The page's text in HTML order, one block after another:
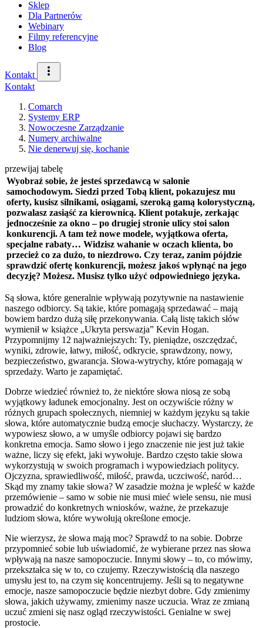
Sklep
Dla Partnerów
Webinary
Filmy referencyjne
Blog
Kontakt
Kontakt
Comarch
Systemy ERP
Nowoczesne Zarządzanie
Numery archiwalne
Nie denerwuj się, kochanie
przewijaj tabelę
Wyobraź sobie, że jesteś sprzedawcą w salonie
samochodowym. Siedzi przed Tobą klient, pokazujesz mu
oferty, kusisz silnikami, osiągami, szeroką gamą kolorystyczną,
pozwalasz zasiąść za kierownicą. Klient potakuje, zerkając
jednocześnie za okno – po drugiej stronie ulicy stoi salon
konkurencji. A tam też nowe modele, wyjątkowa oferta,
specjalne rabaty… Widzisz wahanie w oczach klienta, bo
przecież co za dużo, to niezdrowo. Czy teraz, zanim pójdzie
sprawdzić ofertę konkurencji, możesz jakoś wpłynąć na jego
decyzję? Możesz. Musisz tylko użyć odpowiedniego języka.
Są słowa, które generalnie wpływają pozytywnie na nastawienie
naszego odbiorcy. Są takie, które pomagają sprzedawać – mają
bowiem bardzo dużą siłę przekonywania. Całą listę takich słów
wymienił w książce „Ukryta perswazja” Kevin Hogan.
Przypomnijmy 12 najważniejszych: Ty, pieniądze, oszczędzać,
wyniki, zdrowie, łatwy, miłość, odkrycie, sprawdzony, nowy,
bezpieczeństwo, gwarancja. Słowa-wytrychy, które pomagają w
sprzedaży. Warto je zapamiętać.
Dobrze wiedzieć również to, że niektóre słowa niosą ze sobą
wyjątkowy ładunek emocjonalny. Jest on oczywiście różny w
różnych grupach społecznych, niemniej w każdym języku są takie
słowa, które automatycznie budzą emocje słuchaczy. Wystarczy, że
wypowiesz słowo, a w umyśle odbiorcy pojawi się bardzo
konkretna emocja. Samo słowo i jego znaczenie nie jest już takie
ważne, liczy się efekt, jaki wywołuje. Bardzo często takie słowa
wykorzystują w swoich programach i wypowiedziach politycy.
Ojczyzna, sprawiedliwość, miłość, prawda, uczciwość, naród…
Skąd my znamy takie słowa? W zasadzie można je wpleść w każde
przemówienie – samo w sobie nie musi mieć wiele sensu, nie musi
prowadzić do konkretnych wniosków, ważne, że przekazuje
ludziom słowa, które wywołują określone emocje.
Nie wierzysz, że słowa mają moc? Sprawdź to na sobie. Dobrze
przypomnieć sobie lub uświadomić, że wybierane przez nas słowa
wpływają na nasze samopoczucie. Innymi słowy – to, co mówimy,
przekształca się w to, co czujemy. Rzeczywistością dla naszego
umysłu jest to, na czym się koncentrujemy. Jeśli są to negatywne
emocje, nasze samopoczucie będzie niezbyt dobre. Gdy zmienimy
słowa, jakich używamy, zmienimy nasze uczucia. Wraz ze zmianą
uczuć zmieni się nasz ogląd rzeczywistości. Genialne w swej
prostocie.